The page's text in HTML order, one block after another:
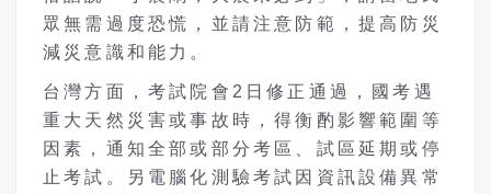
眾無需過度恐慌，並請注意防範，提高防災
減災意識和能力。
台灣方面，考試院會2日修正通過，國考遇
重大天然災害或事故時，得衡酌影響範圍等
因素，通知全部或部分考區、試區延期或停
止考試。另電腦化測驗考試因資訊設備異常